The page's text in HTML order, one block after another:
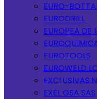
EURO-
EURODRILL
EUROPEA DE
EUROTOOLS
EUROWELD
EXCLUSIVAS
EXEL GSA SAS